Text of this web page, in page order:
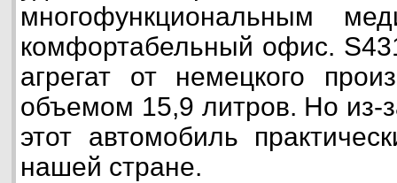
многофункциональным
комфортабельный офис.
агрегат от немецкого
объемом 15,9 литров. Но из-
этот автомобиль
нашей стране.